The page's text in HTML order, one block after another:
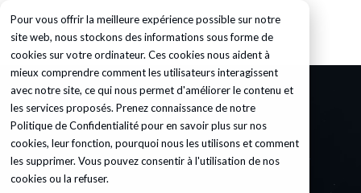
Pour vous offrir la meilleure expérience possible sur notre
site web, nous stockons des informations sous forme de
cookies sur votre ordinateur. Ces cookies nous aident à
mieux comprendre comment les utilisateurs interagissent
avec notre site, ce qui nous permet d'améliorer le contenu et
les services proposés. Prenez connaissance de notre
Politique de Confidentialitépour en savoir plus sur nos
cookies, leur fonction, pourquoi nous les utilisons et comment
les supprimer. Vous pouvez consentir à l'utilisation de nos
cookies ou la refuser.